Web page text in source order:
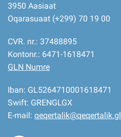
3950 Aasiaat
Oqarasuaat (+299) 70 19 00
CVR. nr.: 37488895
Kontonr.: 6471-1618471
GLN Numre
Iban: GL5264710001618471
Swift: GRENGLGX
E-mail: qeqertalik@qeqertalik.gl